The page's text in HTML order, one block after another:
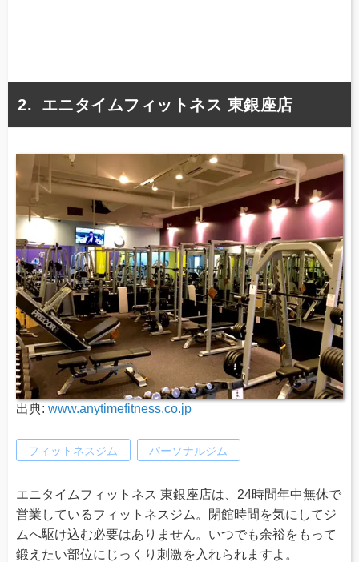
エニタイムフィットネス 東銀座店
出典: www.anytimefitness.co.jp
フィットネスジム パーソナルジム
エニタイムフィットネス 東銀座店は、24時間年中無休で
営業しているフィットネスジム。閉館時間を気にしてジ
ムへ駆け込む必要はありません。いつでも余裕をもって
鍛えたい部位にじっくり刺激を入れられますよ。